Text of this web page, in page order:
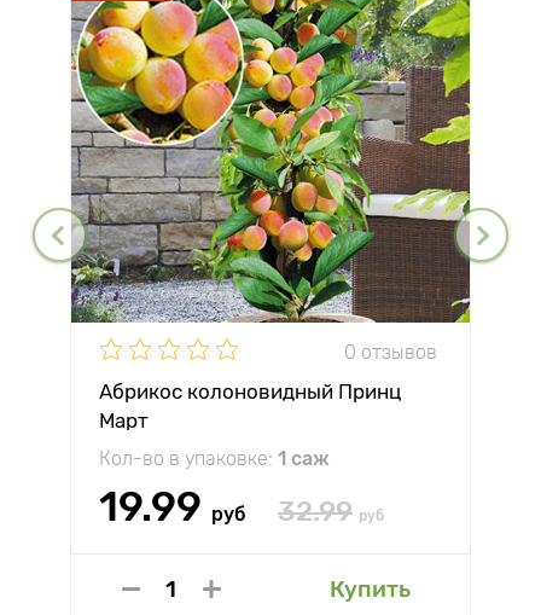
0 отзывов
Абрикос колоновидный Принц
Март
Кол-во в упаковке: 1 саж
19.99 руб 32.99 руб
Купить